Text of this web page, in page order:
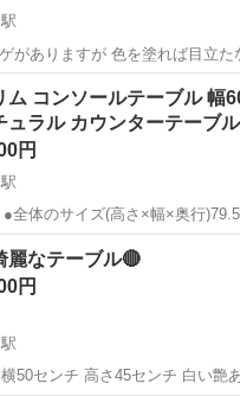
がありますが 色を塗れば目立た
すが全体的に美品です。 お取引き日時の
ただきます。
林道駅 サイドテー
ム コンソールテーブル 幅
ュラル カウンターテーブ
円
のサイズ(高さ×幅×奥行
なスリムコンソールテーブル
調の天板の組み合わせが清潔感
田駅 テーブル
麗なテーブル🔴
円
50センチ 高さ45センチ 白い艶